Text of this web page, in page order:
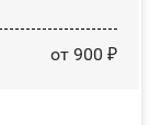
от 900 ₽